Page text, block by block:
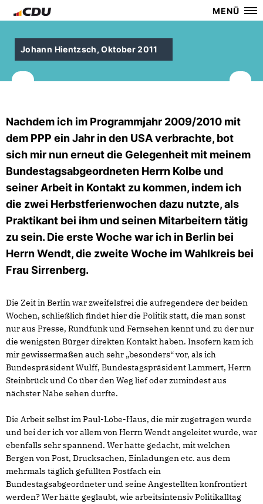
MENÜ
Johann Hientzsch, Oktober 2011
Nachdem ich im Programmjahr 2009/2010 mit
dem PPP ein Jahr in den USA verbrachte, bot
sich mir nun erneut die Gelegenheit mit meinem
Bundestagsabgeordneten Herrn Kolbe und
seiner Arbeit in Kontakt zu kommen, indem ich
die zwei Herbstferienwochen dazu nutzte, als
Praktikant bei ihm und seinen Mitarbeitern tätig
zu sein. Die erste Woche war ich in Berlin bei
Herrn Wendt, die zweite Woche im Wahlkreis bei
Frau Sirrenberg.
Die Zeit in Berlin war zweifelsfrei die aufregendere der beiden
Wochen, schließlich findet hier die Politik statt, die man sonst
nur aus Presse, Rundfunk und Fernsehen kennt und zu der nur
die wenigsten Bürger direkten Kontakt haben. Insofern kam ich
mir gewissermaßen auch sehr „besonders“ vor, als ich
Bundespräsident Wulff, Bundestagspräsident Lammert, Herrn
Steinbrück und Co über den Weg lief oder zumindest aus
nächster Nähe sehen durfte.
Die Arbeit selbst im Paul-Löbe-Haus, die mir zugetragen wurde
und bei der ich vor allem von Herrn Wendt angeleitet wurde, war
ebenfalls sehr spannend. Wer hätte gedacht, mit welchen
Bergen von Post, Drucksachen, Einladungen etc. aus dem
mehrmals täglich gefüllten Postfach ein
Bundestagsabgeordneter und seine Angestellten konfrontiert
werden? Wer hätte geglaubt, wie arbeitsintensiv Politikalltag